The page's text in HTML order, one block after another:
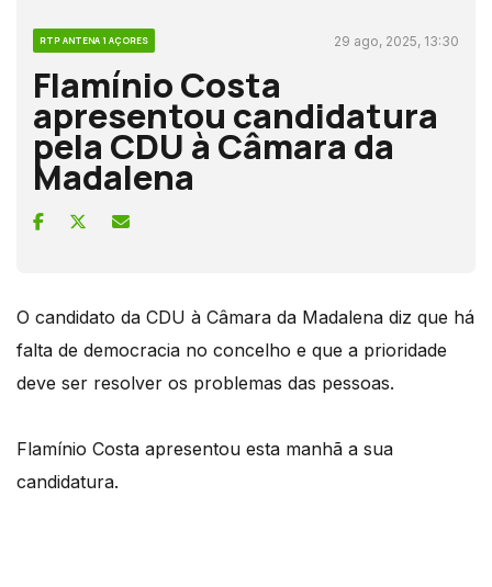
RTP ANTENA 1 AÇORES 29 ago, 2025, 13:30
Flamínio Costa
apresentou candidatura
pela CDU à Câmara da
Madalena
O candidato da CDU à Câmara da Madalena diz que há
falta de democracia no concelho e que a prioridade
deve ser resolver os problemas das pessoas.
Flamínio Costa apresentou esta manhã a sua
candidatura.